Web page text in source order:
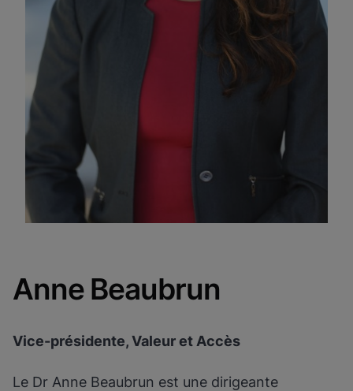
Anne Beaubrun
Vice-présidente, Valeur et Accès
Le Dr Anne Beaubrun est une dirigeante